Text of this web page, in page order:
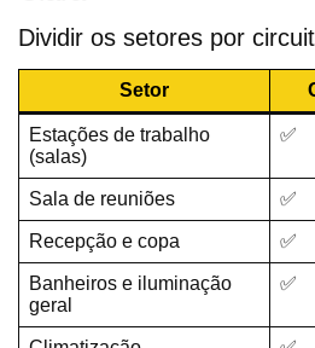
Dividir os setores por
Setor
Estações de trabalho
(salas)
✅
Sala de reuniões ✅
Recepção e copa ✅
Banheiros e iluminação
geral
✅